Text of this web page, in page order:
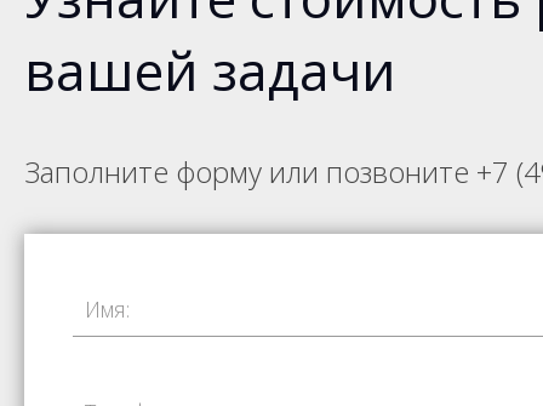
вашей задачи
Заполните форму или позвоните +7